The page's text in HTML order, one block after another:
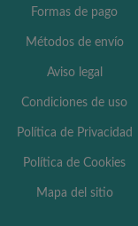
Formas de pago
Métodos de envío
Aviso legal
Condiciones de uso
Política de Privacidad
Política de Cookies
Mapa del sitio